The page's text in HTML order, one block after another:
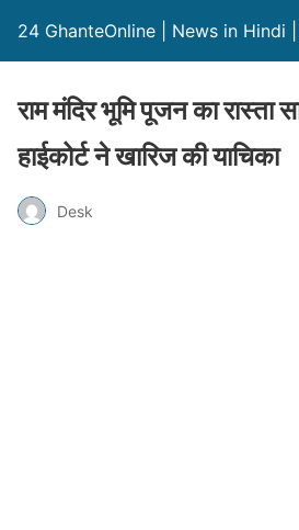
24 GhanteOnline | News in Hindi |
राम मंदिर भूमि पूजन का रास्ता
हाईकोर्ट ने खारिज की याचिका
Desk